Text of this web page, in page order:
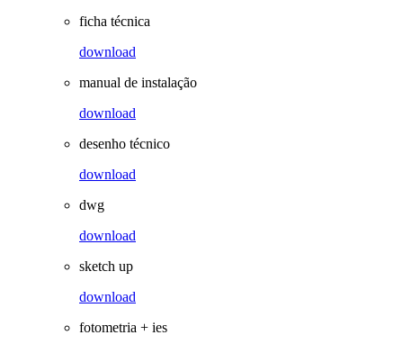
ficha técnica
download
manual de instalação
download
desenho técnico
download
dwg
download
sketch up
download
fotometria + ies